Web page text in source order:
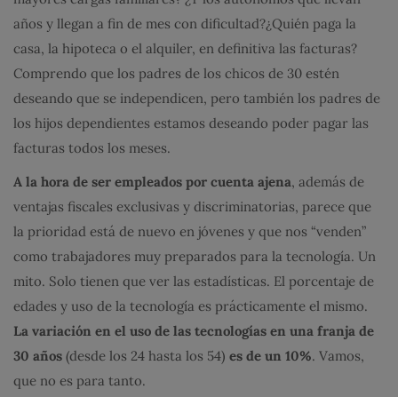
años y llegan a fin de mes con dificultad?¿Quién paga la
casa, la hipoteca o el alquiler, en definitiva las facturas?
Comprendo que los padres de los chicos de 30 estén
deseando que se independicen, pero también los padres de
los hijos dependientes estamos deseando poder pagar las
facturas todos los meses.
A la hora de ser empleados por cuenta ajena, además de
ventajas fiscales exclusivas y discriminatorias, parece que
la prioridad está de nuevo en jóvenes y que nos “venden”
como trabajadores muy preparados para la tecnología. Un
mito. Solo tienen que ver las estadísticas. El porcentaje de
edades y uso de la tecnología es prácticamente el mismo.
La variación en el uso de las tecnologías en una franja de
30 años (desde los 24 hasta los 54) es de un 10%. Vamos,
que no es para tanto.